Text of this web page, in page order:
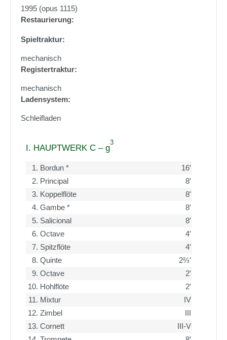
1995 (opus 1115)
Restaurierung:
Spieltraktur:
mechanisch
Registertraktur:
mechanisch
Ladensystem:
Schleifladen
I. HAUPTWERK C – g
3
1. Bordun *
16′
2. Principal
8′
3. Koppelflöte
8′
4. Gambe *
8′
5. Salicional
8′
6. Octave
4′
7. Spitzflöte
4′
8. Quinte
2⅔′
9. Octave
2′
10. Hohlflöte
2′
11. Mixtur
IV
12. Zimbel
III
13. Cornett
III-V